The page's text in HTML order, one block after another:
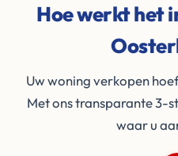
Hoe werkt het
Uw woning verkopen
Met ons transparante 3-
waar u